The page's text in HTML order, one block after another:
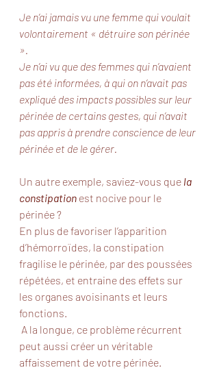
Je n’ai jamais vu une femme qui voulait
volontairement « détruire son périnée
».
Je n’ai vu que des femmes qui n’avaient
pas été informées, à qui on n’avait pas
expliqué des impacts possibles sur leur
périnée de certains gestes, qui n’avait
pas appris à prendre conscience de leur
périnée et de le gérer.
Un autre exemple, saviez-vous que la
constipation est nocive pour le
périnée ?
En plus de favoriser l’apparition
d’hémorroïdes, la constipation
fragilise le périnée, par des poussées
répétées, et entraine des effets sur
les organes avoisinants et leurs
fonctions.
peut aussi créer un véritable
affaissement de votre périnée.